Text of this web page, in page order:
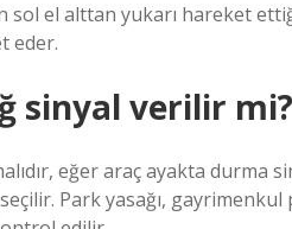
el alttan yukarı hareket
eder.
sinyal verilir mi?
eğer araç ayakta durma
Park yasağı,